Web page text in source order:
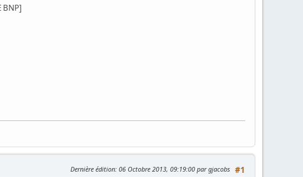
BNP]
#1
Dernière édition: 06 Octobre 2013, 09:19:00 par gjacobs